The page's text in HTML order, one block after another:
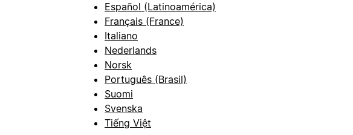
Español (Latinoamérica)
Français (France)
Italiano
Nederlands
Norsk
Português (Brasil)
Suomi
Svenska
Tiếng Việt